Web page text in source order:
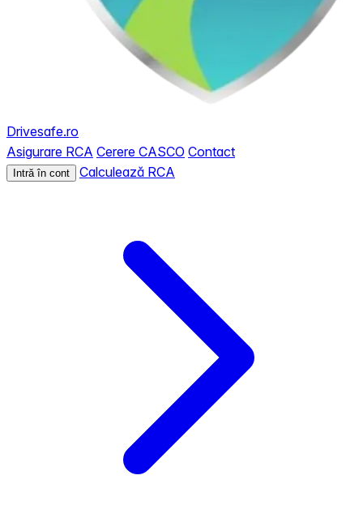
Drivesafe.ro
Asigurare RCA Cerere CASCO Contact
Intră în cont Calculează RCA